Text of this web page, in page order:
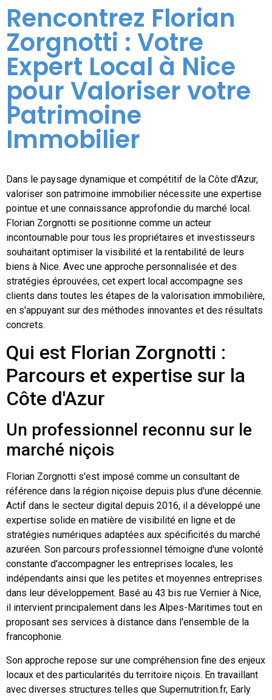
Rencontrez Florian
Zorgnotti : Votre
Expert Local à Nice
pour Valoriser votre
Patrimoine
Immobilier
Dans le paysage dynamique et compétitif de la Côte d'Azur,
valoriser son patrimoine immobilier nécessite une expertise
pointue et une connaissance approfondie du marché local.
Florian Zorgnotti se positionne comme un acteur
incontournable pour tous les propriétaires et investisseurs
souhaitant optimiser la visibilité et la rentabilité de leurs
biens à Nice. Avec une approche personnalisée et des
stratégies éprouvées, cet expert local accompagne ses
clients dans toutes les étapes de la valorisation immobilière,
en s'appuyant sur des méthodes innovantes et des résultats
concrets.
Qui est Florian Zorgnotti :
Parcours et expertise sur la
Côte d'Azur
Un professionnel reconnu sur le
marché niçois
Florian Zorgnotti s'est imposé comme un consultant de
référence dans la région niçoise depuis plus d'une décennie.
Actif dans le secteur digital depuis 2016, il a développé une
expertise solide en matière de visibilité en ligne et de
stratégies numériques adaptées aux spécificités du marché
azuréen. Son parcours professionnel témoigne d'une volonté
constante d'accompagner les entreprises locales, les
indépendants ainsi que les petites et moyennes entreprises
dans leur développement. Basé au 43 bis rue Vernier à Nice,
il intervient principalement dans les Alpes-Maritimes tout en
proposant ses services à distance dans l'ensemble de la
francophonie.
Son approche repose sur une compréhension fine des enjeux
locaux et des particularités du territoire niçois. En travaillant
avec diverses structures telles que Supernutrition.fr, Early